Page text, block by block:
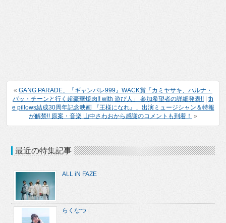
« GANG PARADE、『ギャンパレ999』WACK賞「カミヤサキ、ハルナ・
バッ・チーンと行く超豪華焼肉!! with 遊び人」 参加希望者の詳細発表!!
th
e pillows結成30周年記念映画 『王様になれ』、出演ミュージシャン＆特報
が解禁!! 原案・音楽 山中さわおから感謝のコメントも到着！ »
最近の特集記事
ALL iN FAZE
らくなつ